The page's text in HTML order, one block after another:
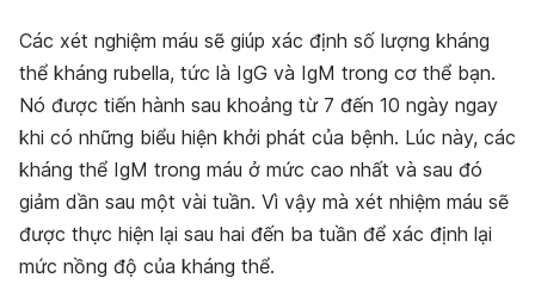
Các xét nghiệm máu sẽ giúp xác định số lượng kháng
thể kháng rubella, tức là IgG và IgM trong cơ thể bạn.
Nó được tiến hành sau khoảng từ 7 đến 10 ngày ngay
khi có những biểu hiện khởi phát của bệnh. Lúc này, các
kháng thể IgM trong máu ở mức cao nhất và sau đó
giảm dần sau một vài tuần. Vì vậy mà xét nhiệm máu sẽ
được thực hiện lại sau hai đến ba tuần để xác định lại
mức nồng độ của kháng thể.